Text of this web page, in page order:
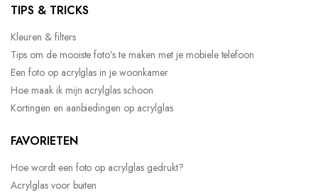
TIPS & TRICKS
Kleuren & filters
Tips om de mooiste foto’s te maken met je mobiele telefoon
Een foto op acrylglas in je woonkamer
Hoe maak ik mijn acrylglas schoon
Kortingen en aanbiedingen op acrylglas
FAVORIETEN
Hoe wordt een foto op acrylglas gedrukt?
Acrylglas voor buiten